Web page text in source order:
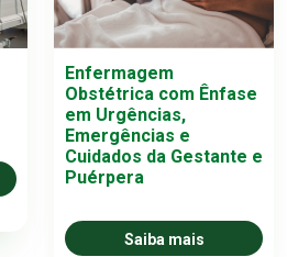
Enfermagem
Obstétrica com Ênfase
em Urgências,
Emergências e
Cuidados da Gestante e
Puérpera
Saiba mais